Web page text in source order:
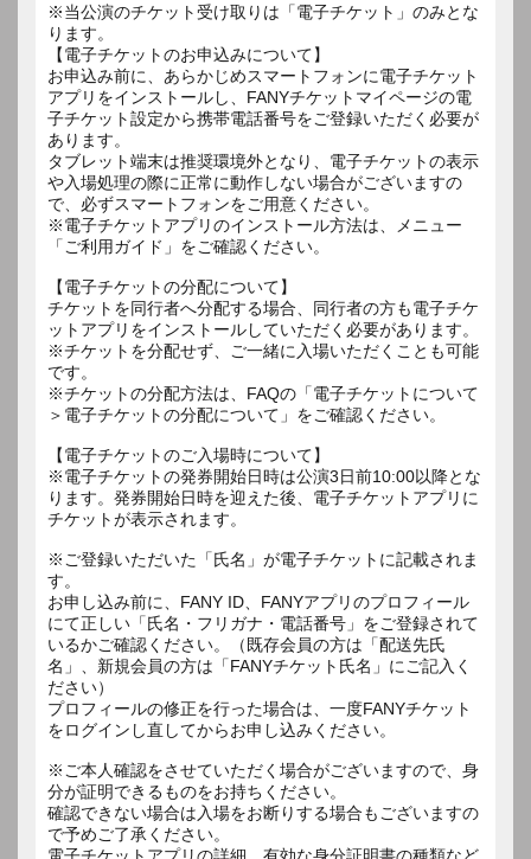
※当公演のチケット受け取りは「電子チケット」のみとな
ります。
【電子チケットのお申込みについて】
お申込み前に、あらかじめスマートフォンに電子チケット
アプリをインストールし、FANYチケットマイページの電
子チケット設定から携帯電話番号をご登録いただく必要が
あります。
タブレット端末は推奨環境外となり、電子チケットの表示
や入場処理の際に正常に動作しない場合がございますの
で、必ずスマートフォンをご用意ください。
※電子チケットアプリのインストール方法は、メニュー
「ご利用ガイド」をご確認ください。
【電子チケットの分配について】
チケットを同行者へ分配する場合、同行者の方も電子チケ
ットアプリをインストールしていただく必要があります。
※チケットを分配せず、ご一緒に入場いただくことも可能
です。
※チケットの分配方法は、FAQの「電子チケットについて
＞電子チケットの分配について」をご確認ください。
【電子チケットのご入場時について】
※電子チケットの発券開始日時は公演3日前10:00以降とな
ります。発券開始日時を迎えた後、電子チケットアプリに
チケットが表示されます。
※ご登録いただいた「氏名」が電子チケットに記載されま
す。
お申し込み前に、FANY ID、FANYアプリのプロフィール
にて正しい「氏名・フリガナ・電話番号」をご登録されて
いるかご確認ください。（既存会員の方は「配送先氏
名」、新規会員の方は「FANYチケット氏名」にご記入く
ださい）
プロフィールの修正を行った場合は、一度FANYチケット
をログインし直してからお申し込みください。
※ご本人確認をさせていただく場合がございますので、身
分が証明できるものをお持ちください。
確認できない場合は入場をお断りする場合もございますの
で予めご了承ください。